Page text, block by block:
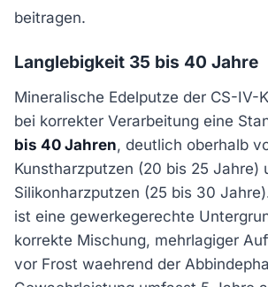
beitragen.
Langlebigkeit 35 bis 40 Jahre
Mineralische Edelputze der CS-IV-
bei korrekter Verarbeitung eine
bis 40 Jahren, deutlich oberhalb
Kunstharzputzen (20 bis 25 Jahre)
Silikonharzputzen (25 bis 30
ist eine gewerkegerechte
korrekte Mischung, mehrlagiger
vor Frost waehrend der